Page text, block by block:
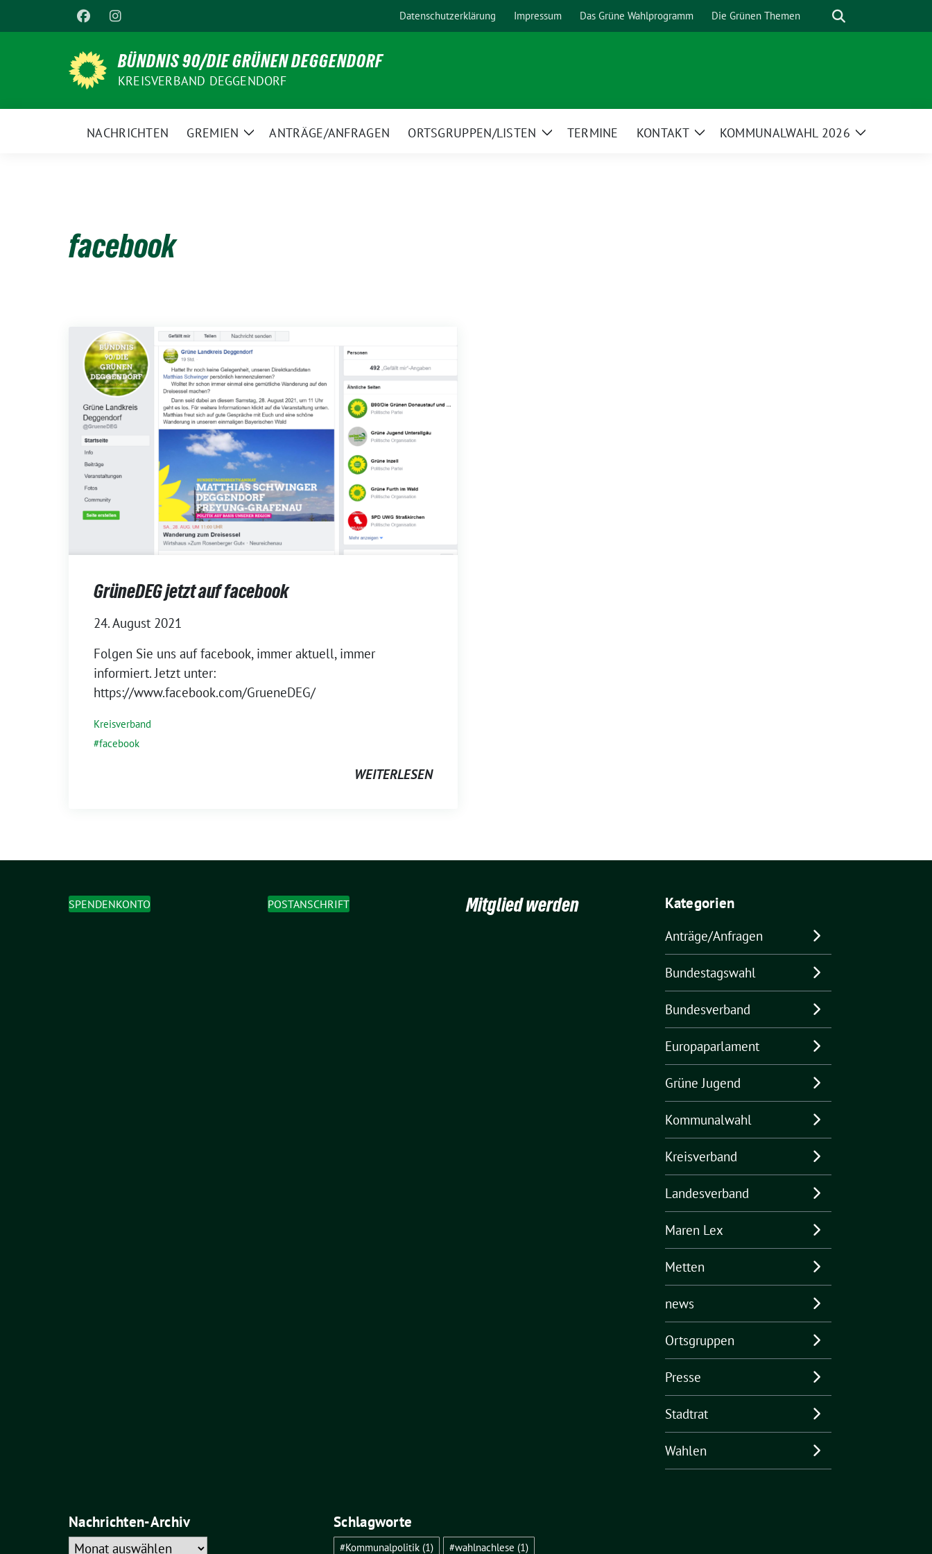
zum
Datenschutzerklärung Impressum Das Grüne Wahlprogramm Die Grünen Themen Suche
BÜNDNIS 90/DIE GRÜNEN DEGGENDORF
KREISVERBAND DEGGENDORF
NACHRICHTEN GREMIEN
ZeigeANTRÄGE/ANFRAGEN ORTSGRUPPEN/LISTEN
ZeigeTERMINE KONTAKT
ZeigeKOMMUNALWAHL 2026
Zeige
facebook
GrüneDEG jetzt auf facebook
24. August 2021
Folgen Sie uns auf facebook, immer aktuell, immer
informiert. Jetzt unter:
https://www.facebook.com/GrueneDEG/
Kreisverband
facebook
WEITERLESEN
SPENDENKONTO POSTANSCHRIFT Mitglied werden Kategorien
Anträge/Anfragen
Bundestagswahl
Bundesverband
Europaparlament
Grüne Jugend
Kommunalwahl
Kreisverband
Landesverband
Maren Lex
Metten
news
Ortsgruppen
Presse
Stadtrat
Wahlen
Nachrichten-Archiv
Nachrichten-
Schlagworte
#Kommunalpolitik (1) #wahlnachlese (1)